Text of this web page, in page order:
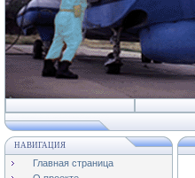
НАВИГАЦИЯ
Главная страница